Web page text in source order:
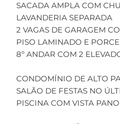
SACADA AMPLA COM
LAVANDERIA SEPARADA
2 VAGAS DE GARAGEM
PISO LAMINADO E
8º ANDAR COM 2
CONDOMÍNIO DE ALTO
SALÃO DE FESTAS NO
PISCINA COM VISTA